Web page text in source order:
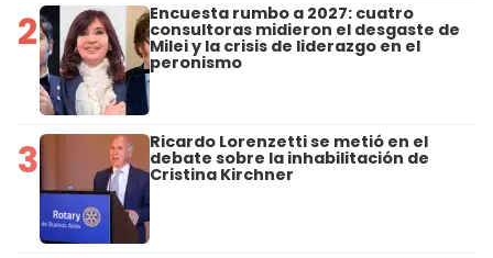
2 Encuesta rumbo a 2027: cuatro
consultoras midieron el desgaste de
Milei y la crisis de liderazgo en el
peronismo
3 Ricardo Lorenzetti se metió en el
debate sobre la inhabilitación de
Cristina Kirchner